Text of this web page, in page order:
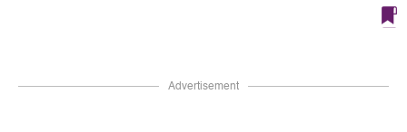
Advertisement